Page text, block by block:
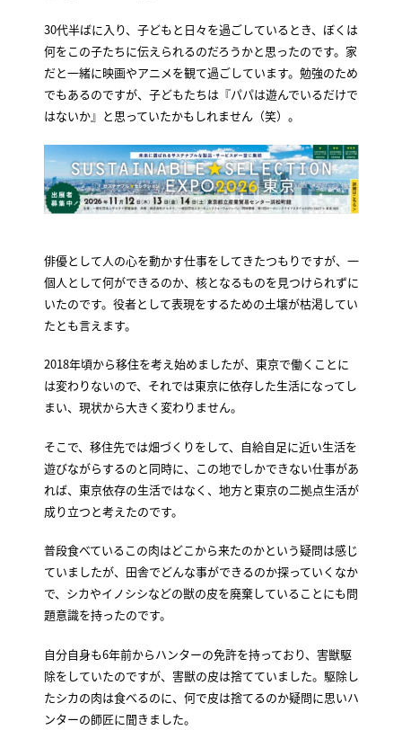
30代半ばに入り、子どもと日々を過ごしているとき、ぼくは
何をこの子たちに伝えられるのだろうかと思ったのです。家
だと一緒に映画やアニメを観て過ごしています。勉強のため
でもあるのですが、子どもたちは『パパは遊んでいるだけで
はないか』と思っていたかもしれません（笑）。
俳優として人の心を動かす仕事をしてきたつもりですが、一
個人として何ができるのか、核となるものを見つけられずに
いたのです。役者として表現をするための土壌が枯渇してい
たとも言えます。
2018年頃から移住を考え始めましたが、東京で働くことに
は変わりないので、それでは東京に依存した生活になってし
まい、現状から大きく変わりません。
そこで、移住先では畑づくりをして、自給自足に近い生活を
遊びながらするのと同時に、この地でしかできない仕事があ
れば、東京依存の生活ではなく、地方と東京の二拠点生活が
成り立つと考えたのです。
普段食べているこの肉はどこから来たのかという疑問は感じ
ていましたが、田舎でどんな事ができるのか探っていくなか
で、シカやイノシシなどの獣の皮を廃棄していることにも問
題意識を持ったのです。
自分自身も6年前からハンターの免許を持っており、害獣駆
除をしていたのですが、害獣の皮は捨てていました。駆除し
たシカの肉は食べるのに、何で皮は捨てるのか疑問に思いハ
ンターの師匠に聞きました。